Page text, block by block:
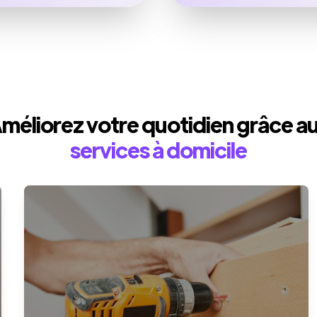
votre quotidien grâce
services à domicile